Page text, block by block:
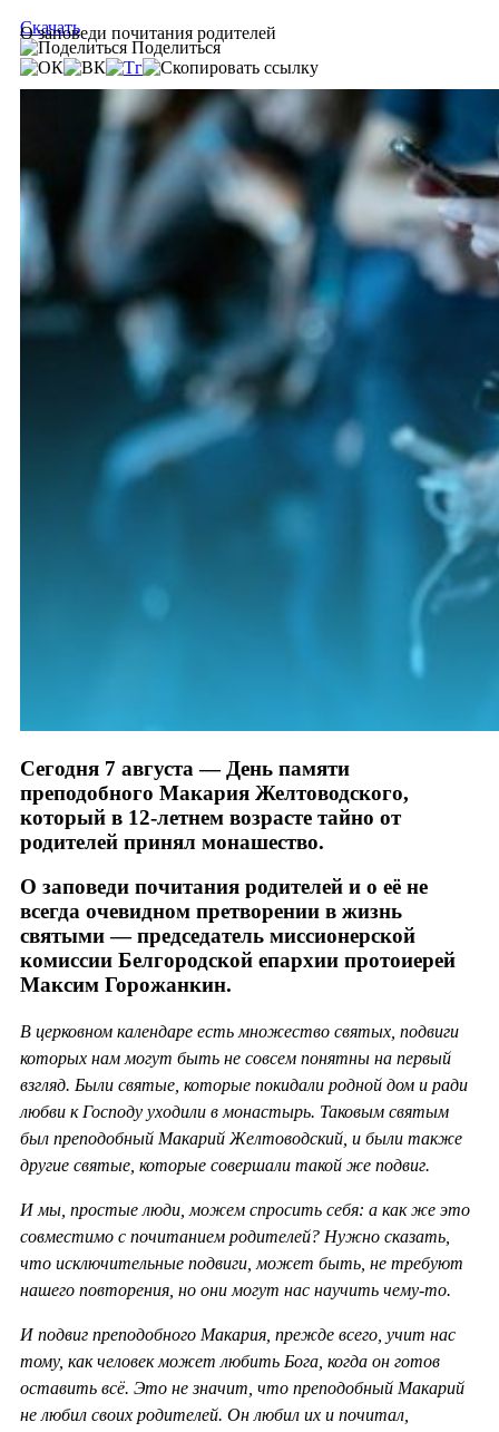
О заповеди почитания родителей
Скачать
Поделиться
Сегодня 7 августа — День памяти
преподобного Макария Желтоводского,
который в 12-летнем возрасте тайно от
родителей принял монашество.
О заповеди почитания родителей и о её не
всегда очевидном претворении в жизнь
святыми — председатель миссионерской
комиссии Белгородской епархии протоиерей
Максим Горожанкин.
В церковном календаре есть множество святых, подвиги
которых нам могут быть не совсем понятны на первый
взгляд. Были святые, которые покидали родной дом и ради
любви к Господу уходили в монастырь. Таковым святым
был преподобный Макарий Желтоводский, и были также
другие святые, которые совершали такой же подвиг.
И мы, простые люди, можем спросить себя: а как же это
совместимо с почитанием родителей? Нужно сказать,
что исключительные подвиги, может быть, не требуют
нашего повторения, но они могут нас научить чему-то.
И подвиг преподобного Макария, прежде всего, учит нас
тому, как человек может любить Бога, когда он готов
оставить всё. Это не значит, что преподобный Макарий
не любил своих родителей. Он любил их и почитал,